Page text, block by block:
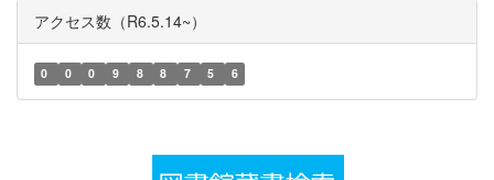
アクセス数（R6.5.14~）
0 0 0 9 8 8 7 5 6